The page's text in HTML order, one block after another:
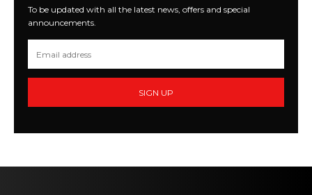
To be updated with all the latest news, offers and special
announcements.
SIGN UP